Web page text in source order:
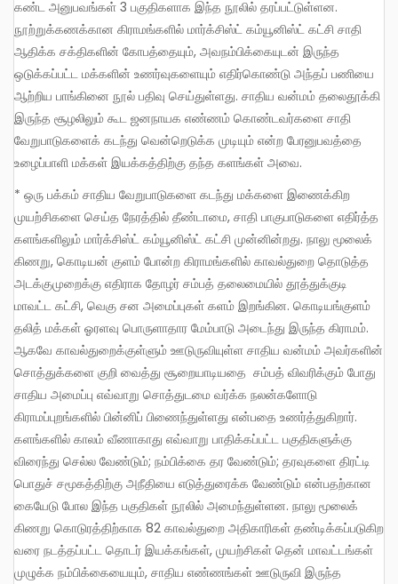
கண்ட அனுபவங்கள் 3 பகுதிகளாக இந்த நூலில் தரப்பட்டுள்ளன.
நூற்றுக்கணக்கான கிராமங்களில் மார்க்சிஸ்ட் கம்யூனிஸ்ட் கட்சி சாதி
ஆதிக்க சக்திகளின் கோபத்தையும், அவநம்பிக்கையுடன் இருந்த
ஒடுக்கப்பட்ட மக்களின் உணர்வுகளையும் எதிர்கொண்டு அந்தப் பணியை
ஆற்றிய பாங்கினை நூல் பதிவு செய்துள்ளது. சாதிய வன்மம் தலைதூக்கி
இருந்த சூழலிலும் கூட ஜனநாயக எண்ணம் கொண்டவர்களை சாதி
வேறுபாடுகளைக் கடந்து வென்றெடுக்க முடியும் என்ற பேரனுபவத்தை
உழைப்பாளி மக்கள் இயக்கத்திற்கு தந்த களங்கள் அவை.
* ஒரு பக்கம் சாதிய வேறுபாடுகளை கடந்து மக்களை இணைக்கிற
முயற்சிகளை செய்த நேரத்தில் தீண்டாமை, சாதி பாகுபாடுகளை எதிர்த்த
களங்களிலும் மார்க்சிஸ்ட் கம்யூனிஸ்ட் கட்சி முன்னின்றது. நாலு மூலைக்
கிணறு, கொடியன் குளம் போன்ற கிராமங்களில் காவல்துறை தொடுத்த
அடக்குமுறைக்கு எதிராக தோழர் சம்பத் தலைமையில் தூத்துக்குடி
மாவட்ட கட்சி, வெகு சன அமைப்புகள் களம் இறங்கின. கொடியங்குளம்
தலித் மக்கள் ஓரளவு பொருளாதார மேம்பாடு அடைந்து இருந்த கிராமம்.
ஆகவே காவல்துறைக்குள்ளும் ஊடுருவியுள்ள சாதிய வன்மம் அவர்களின்
சொத்துக்களை குறி வைத்து சூறையாடியதை சம்பத் விவரிக்கும் போது
சாதிய அமைப்பு எவ்வாறு சொத்துடமை வர்க்க நலன்களோடு
கிராமப்புறங்களில் பின்னிப் பிணைந்துள்ளது என்பதை உணர்த்துகிறார்.
களங்களில் காலம் வீணாகாது எவ்வாறு பாதிக்கப்பட்ட பகுதிகளுக்கு
விரைந்து செல்ல வேண்டும்; நம்பிக்கை தர வேண்டும்; தரவுகளை திரட்டி
பொதுச் சமூகத்திற்கு அநீதியை எடுத்துரைக்க வேண்டும் என்பதற்கான
கையேடு போல இந்த பகுதிகள் நூலில் அமைந்துள்ளன. நாலு மூலைக்
கிணறு கொடுரத்திற்காக 82 காவல்துறை அதிகாரிகள் தண்டிக்கப்படுகிற
வரை நடத்தப்பட்ட தொடர் இயக்கங்கள், முயற்சிகள் தென் மாவட்டங்கள்
முழுக்க நம்பிக்கையையும், சாதிய எண்ணங்கள் ஊடுருவி இருந்த